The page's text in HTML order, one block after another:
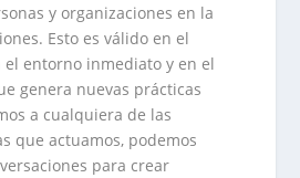
y organizaciones en la
Esto es válido en el
entorno inmediato y en el
genera nuevas prácticas
a cualquiera de las
que actuamos, podemos
para crear